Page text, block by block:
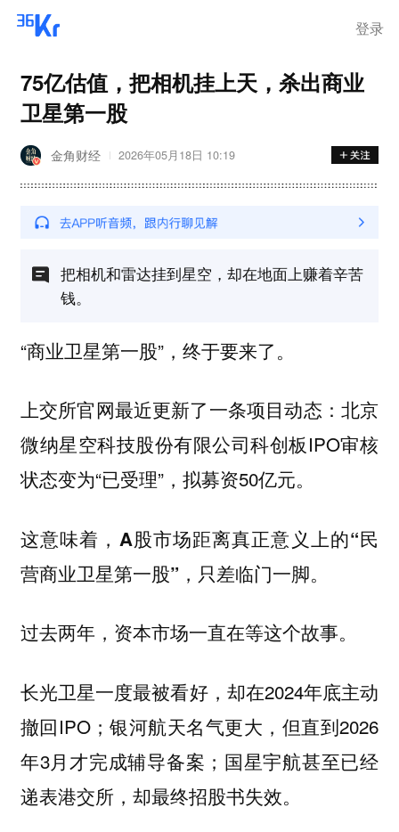
登录
75亿估值，把相机挂上天，杀出商业
卫星第一股
金角财经 2026年05月18日 10:19
把相机和雷达挂到星空，却在地面上赚着辛苦
钱。
“商业卫星第一股”，终于要来了。
上交所官网最近更新了一条项目动态：北京
微纳星空科技股份有限公司科创板IPO审核
状态变为“已受理”，拟募资50亿元。
这意味着， A股市场距离真正意义上的“民
营商业卫星第一股”，只差临门一脚。
过去两年，资本市场一直在等这个故事。
长光卫星一度最被看好，却在2024年底主动
撤回IPO；银河航天名气更大，但直到2026
年3月才完成辅导备案；国星宇航甚至已经
递表港交所，却最终招股书失效。